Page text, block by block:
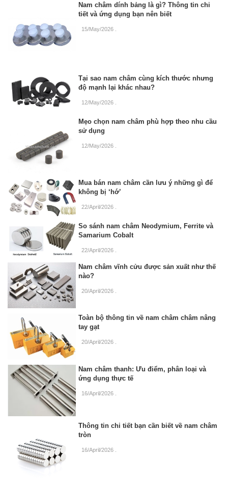
Nam châm dính bảng là gì? Thông tin chi
tiết và ứng dụng bạn nên biết
15/May/2026
Tại sao nam châm cùng kích thước nhưng
độ mạnh lại khác nhau?
12/May/2026
Mẹo chọn nam châm phù hợp theo nhu cầu
sử dụng
12/May/2026
Mua bán nam châm cần lưu ý những gì để
không bị ‘hớ’
22/April/2026
So sánh nam châm Neodymium, Ferrite và
Samarium Cobalt
22/April/2026
Nam châm vĩnh cửu được sản xuất như thế
nào?
20/April/2026 .
Toàn bộ thông tin về nam châm châm nâng
tay gạt
20/April/2026
Nam châm thanh: Ưu điểm, phân loại và
ứng dụng thực tế
16/April/2026
Thông tin chi tiết bạn cần biết về nam châm
tròn
16/April/2026